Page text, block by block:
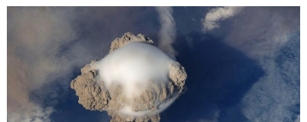
Artykuły
Krytyka teorii ID
Wywiady
Wybór tekstów